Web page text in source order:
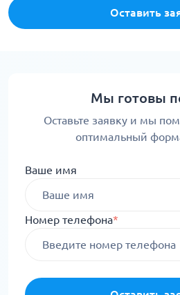
Оставить
Мы готовы
Оставьте заявку и мы
оптимальный
Ваше имя
Номер телефона*